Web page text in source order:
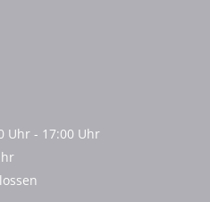
Uhr - 17:00 Uhr